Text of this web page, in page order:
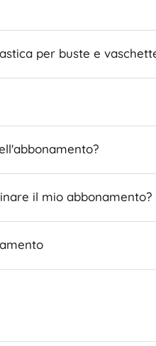
per buste e
il mio abbonamento?